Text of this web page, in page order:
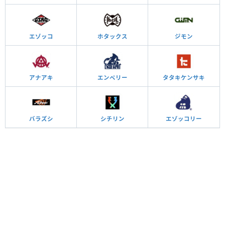
エゾッコ ホタックス ジモン
アナアキ エンペリー タタキケンサキ
バラズシ シチリン エゾッコリー